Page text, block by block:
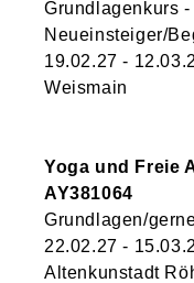
Grundlagenkurs
Neueinsteiger/
19.02.27 -
Weismain
Yoga und Freie
AY381064
Grundlagen/
22.02.27 -
Altenkunstadt